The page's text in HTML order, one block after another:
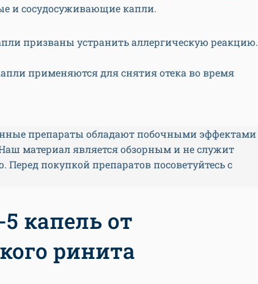
и сосудосуживающие капли.
призваны устранить аллергическую реакцию.
применяются для снятия отека во время
препараты обладают побочными эффектами
материал является обзорным и не служит
Перед покупкой препаратов посоветуйтесь с
капель от
ринита